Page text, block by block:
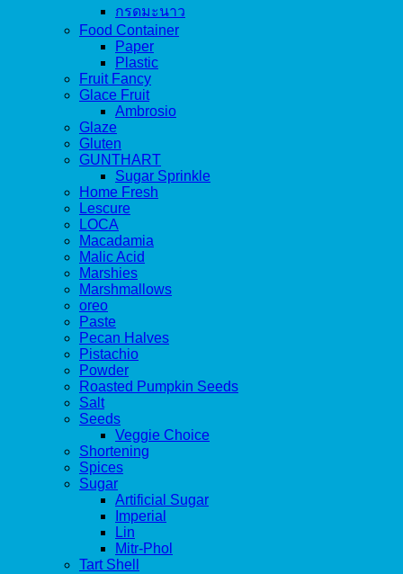
กรดมะนาว
Food Container
Paper
Plastic
Fruit Fancy
Glace Fruit
Ambrosio
Glaze
Gluten
GUNTHART
Sugar Sprinkle
Home Fresh
Lescure
LOCA
Macadamia
Malic Acid
Marshies
Marshmallows
oreo
Paste
Pecan Halves
Pistachio
Powder
Roasted Pumpkin Seeds
Salt
Seeds
Veggie Choice
Shortening
Spices
Sugar
Artificial Sugar
Imperial
Lin
Mitr-Phol
Tart Shell